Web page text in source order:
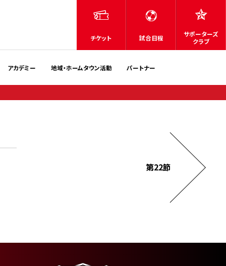
チケット 試合日程
サポーターズ
クラブ
アカデミー 地域・ホームタウン活動 パートナー
第22節